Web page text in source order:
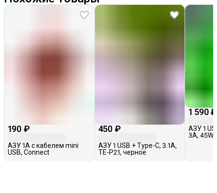
190 ₽
АЗУ 1A с кабелем mini
USB, Connect
450 ₽
АЗУ 1 USB + Type-C, 3.1A,
TE-P21, черное
1 590 ₽
АЗУ 1
3A, 45W,